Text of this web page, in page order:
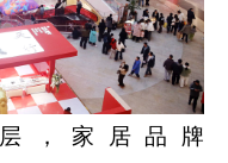
家居品牌